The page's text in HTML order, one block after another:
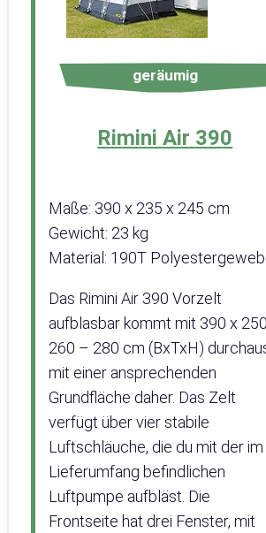
geräumig
Rimini Air 390
Maße: 390 x 235 x 245 cm
Gewicht: 23 kg
Material: 190T
Das Rimini Air 390 Vorzelt
aufblasbar kommt mit 390 x
260 – 280 cm (BxTxH)
mit einer ansprechenden
Grundfläche daher. Das Zelt
verfügt über vier stabile
Luftschläuche, die du mit der im
Lieferumfang befindlichen
Luftpumpe aufbläst. Die
Frontseite hat drei Fenster, mit